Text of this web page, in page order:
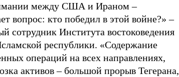
между США и Ираном –
вопрос: кто победил в этой войне?» –
Института востоковедения
республики. «Содержание
операций на всех направлениях,
активов – большой прорыв Тегерана,